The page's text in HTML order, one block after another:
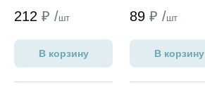
212 ₽ /шт
В корзину
89 ₽ /шт
В корзину